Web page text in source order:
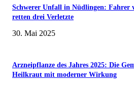
Schwerer Unfall in Nüdlingen: Fahrer
retten drei Verletzte
30. Mai 2025
Arzneipflanze des Jahres 2025: Die
Heilkraut mit moderner Wirkung